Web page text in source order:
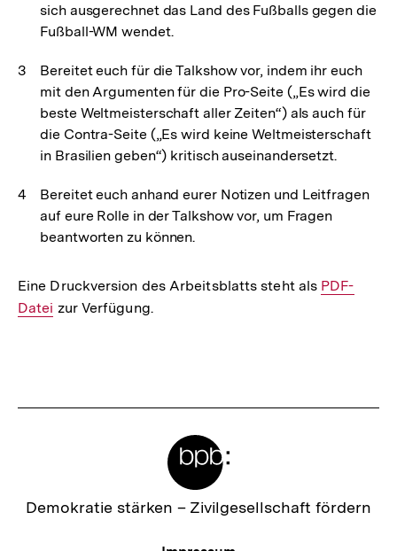
sich ausgerechnet das Land des Fußballs gegen die
Fußball-WM wendet.
Bereitet euch für die Talkshow vor, indem ihr euch
mit den Argumenten für die Pro-Seite („Es wird die
beste Weltmeisterschaft aller Zeiten“) als auch für
die Contra-Seite („Es wird keine Weltmeisterschaft
in Brasilien geben“) kritisch auseinandersetzt.
Bereitet euch anhand eurer Notizen und Leitfragen
auf eure Rolle in der Talkshow vor, um Fragen
beantworten zu können.
Eine Druckversion des Arbeitsblatts steht als Interner
PDF-
Datei zur Verfügung.
Zur
Demokratie stärken – Zivilgesellschaft fördern